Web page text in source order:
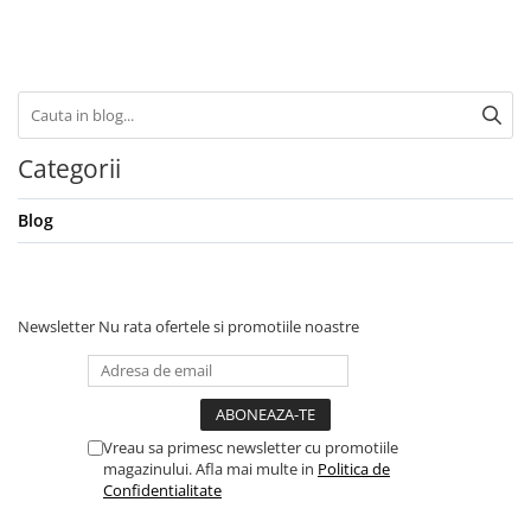
Categorii
Blog
Newsletter Nu rata ofertele si promotiile noastre
Vreau sa primesc newsletter cu promotiile
magazinului. Afla mai multe in Politica de
Confidentialitate